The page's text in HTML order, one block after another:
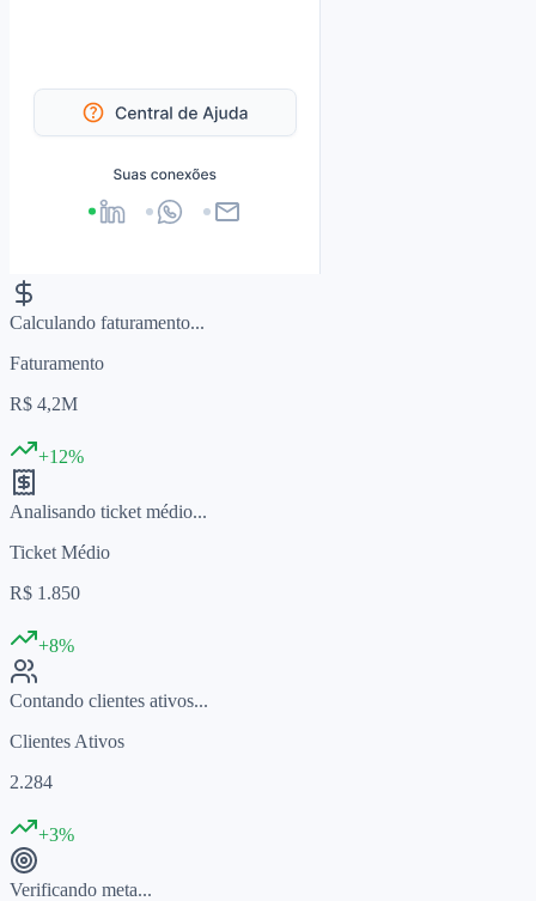
Calculando faturamento...
Faturamento
R$ 4,2M
+12%
Analisando ticket médio...
Ticket Médio
R$ 1.850
+8%
Contando clientes ativos...
Clientes Ativos
2.284
+3%
Verificando meta...